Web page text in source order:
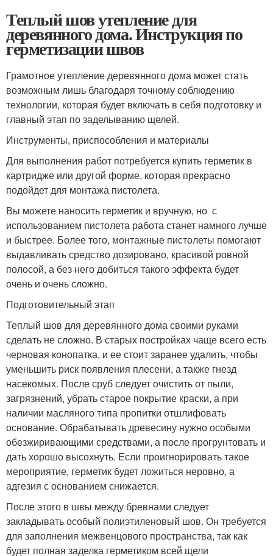
Теплый шов утепление для
деревянного дома. Инструкция по
герметизации швов
Грамотное утепление деревянного дома может стать
возможным лишь благодаря точному соблюдению
технологии, которая будет включать в себя подготовку и
главный этап по заделыванию щелей.
Инструменты, приспособления и материалы
Для выполнения работ потребуется купить герметик в
картридже или другой форме, которая прекрасно
подойдет для монтажа пистолета.
Вы можете наносить герметик и вручную, но с
использованием пистолета работа станет намного лучше
и быстрее. Более того, монтажные пистолеты помогают
выдавливать средство дозировано, красивой ровной
полосой, а без него добиться такого эффекта будет
очень и очень сложно.
Подготовительный этап
Теплый шов для деревянного дома своими руками
сделать не сложно. В старых постройках чаще всего есть
черновая конопатка, и ее стоит заранее удалить, чтобы
уменьшить риск появления плесени, а также гнезд
насекомых. После сруб следует очистить от пыли,
загрязнений, убрать старое покрытие краски, а при
наличии масляного типа пропитки отшлифовать
основание. Обрабатывать древесину нужно особыми
обезжиривающими средствами, а после прогрунтовать и
дать хорошо высохнуть. Если проигнорировать такое
мероприятие, герметик будет ложиться неровно, а
адгезия с основанием снижается.
После этого в швы между бревнами следует
закладывать особый полиэтиленовый шов. Он требуется
для заполнения межвенцового пространства, так как
будет полная заделка герметиком всей щели